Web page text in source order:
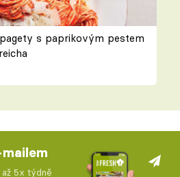
s paprikovým pestem
až 5x týdně